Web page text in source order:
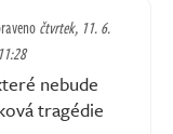
čtvrtek, 11. 6.
nebude
tragédie